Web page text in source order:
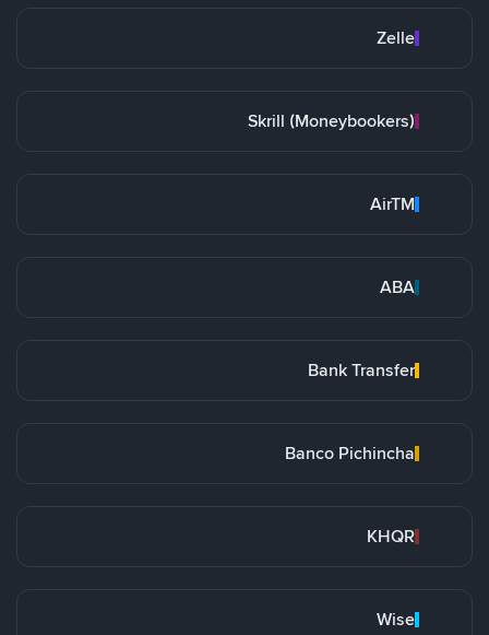
Zelle
Skrill (Moneybookers)
AirTM
ABA
Bank Transfer
Banco Pichincha
KHQR
Wise